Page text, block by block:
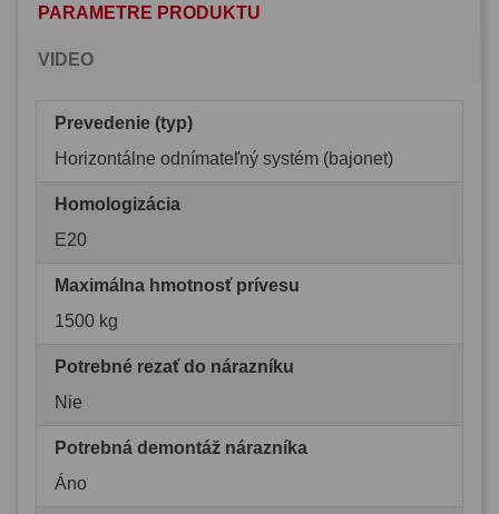
PARAMETRE PRODUKTU
VIDEO
Prevedenie (typ)
Horizontálne odnímateľný systém (bajonet)
Homologizácia
E20
Maximálna hmotnosť prívesu
1500 kg
Potrebné rezať do nárazníku
Nie
Potrebná demontáž nárazníka
Áno